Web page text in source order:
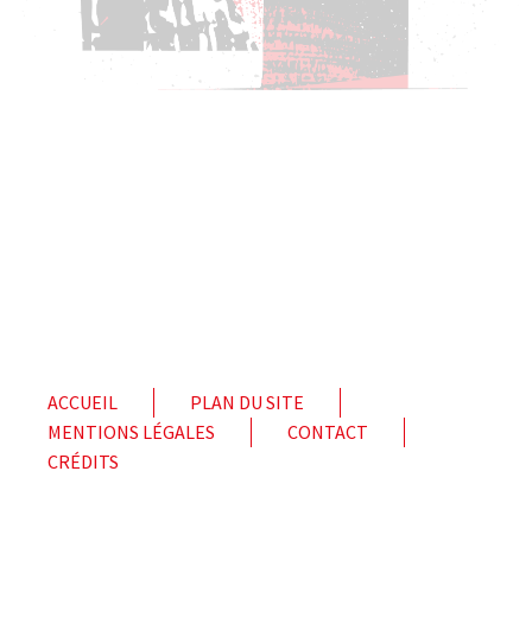
ACCUEIL
PLAN DU SITE
MENTIONS LÉGALES
CONTACT
CRÉDITS